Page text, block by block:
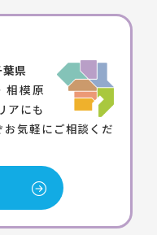
県
相模原
アにも
気軽にご相談くだ